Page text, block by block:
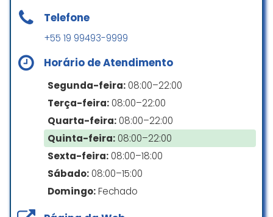
Telefone
+55 19 99493-9999
Horário de Atendimento
Segunda-feira: 08:00–22:00
Terça-feira: 08:00–22:00
Quarta-feira: 08:00–22:00
Quinta-feira: 08:00–22:00
Sexta-feira: 08:00–18:00
Sábado: 08:00–15:00
Domingo:Fechado